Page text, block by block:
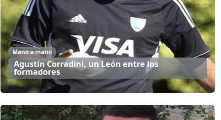
Mano a mano
Agustí­n Corradini, un León entre los
formadores